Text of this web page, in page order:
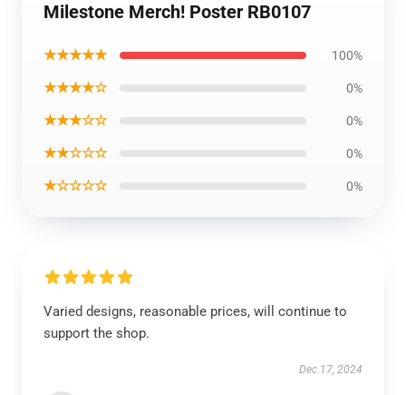
Milestone Merch! Poster RB0107
★★★★★ 100%
★★★★☆ 0%
★★★☆☆ 0%
★★☆☆☆ 0%
★☆☆☆☆ 0%
Varied designs, reasonable prices, will continue to
support the shop.
Dec 17, 2024